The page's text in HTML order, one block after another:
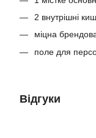
2 внутрішні
міцна
поле для
Відгуки